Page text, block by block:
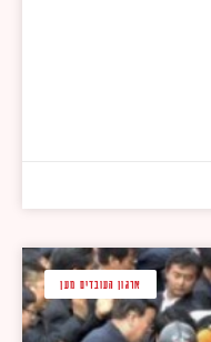
ארגון העובדים מען